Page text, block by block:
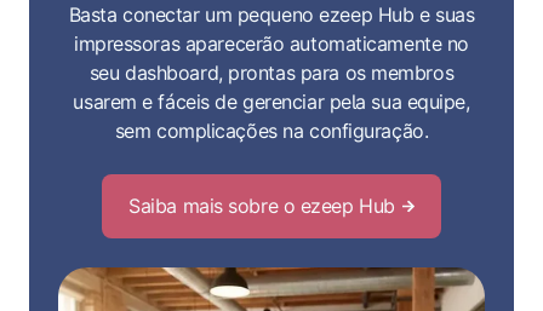
Basta conectar um pequeno ezeep Hub e suas
impressoras aparecerão automaticamente no
seu dashboard, prontas para os membros
usarem e fáceis de gerenciar pela sua equipe,
sem complicações na configuração.
Saiba mais sobre o ezeep Hub